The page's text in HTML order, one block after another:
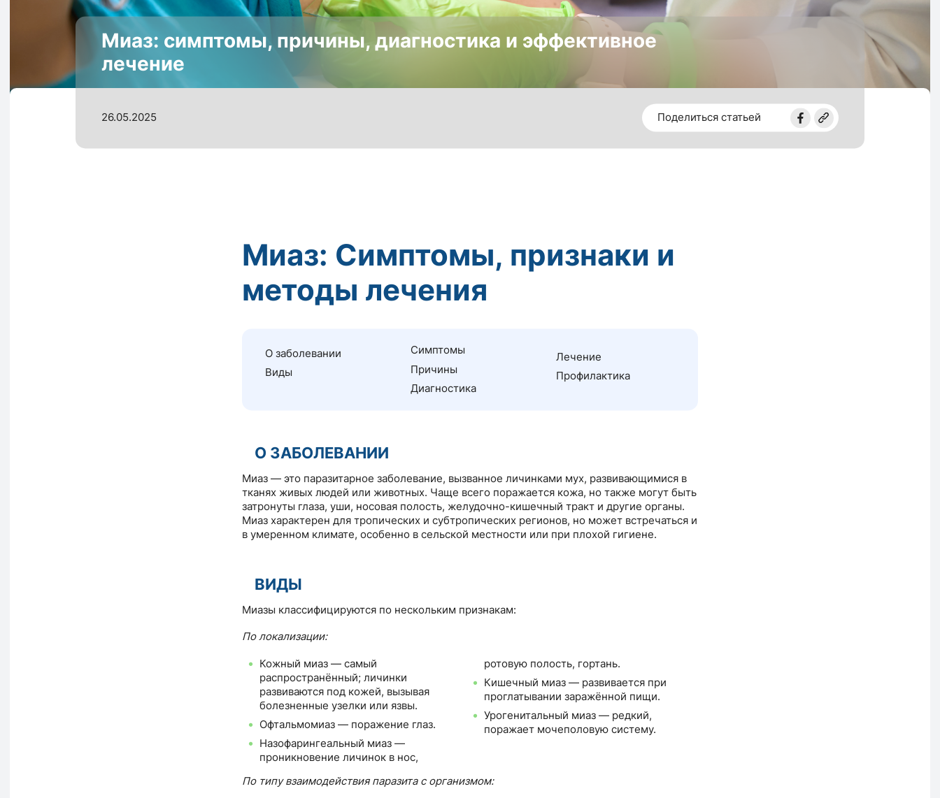
Миаз: симптомы, причины, диагностика и эффективное
лечение
26.05.2025 Поделиться статьей
Миаз: Симптомы, признаки и
методы лечения
О заболевании
Виды
Симптомы
Причины
Диагностика
Лечение
Профилактика
О ЗАБОЛЕВАНИИ
Миаз — это паразитарное заболевание, вызванное личинками мух, развивающимися в
тканях живых людей или животных. Чаще всего поражается кожа, но также могут быть
затронуты глаза, уши, носовая полость, желудочно-кишечный тракт и другие органы.
Миаз характерен для тропических и субтропических регионов, но может встречаться и
в умеренном климате, особенно в сельской местности или при плохой гигиене.
ВИДЫ
Миазы классифицируются по нескольким признакам:
По локализации:
Кожный миаз — самый
распространённый; личинки
развиваются под кожей, вызывая
болезненные узелки или язвы.
Офтальмомиаз — поражение глаз.
Назофарингеальный миаз —
проникновение личинок в нос,
ротовую полость, гортань.
Кишечный миаз — развивается при
проглатывании заражённой пищи.
Урогенитальный миаз — редкий,
поражает мочеполовую систему.
По типу взаимодействия паразита с организмом: